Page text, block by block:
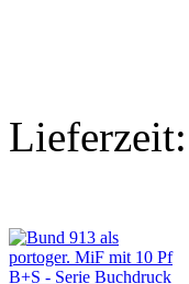
Lieferzeit: